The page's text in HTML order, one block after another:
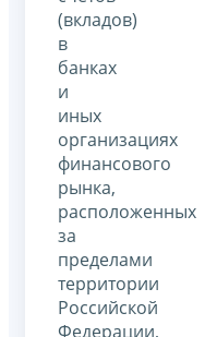
(вкладов)
в
банках
и
иных
организациях
финансового
рынка,
расположенных
за
пределами
территории
Российской
Федерации,